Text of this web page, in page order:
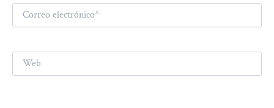
Correo
electrónico*
Web